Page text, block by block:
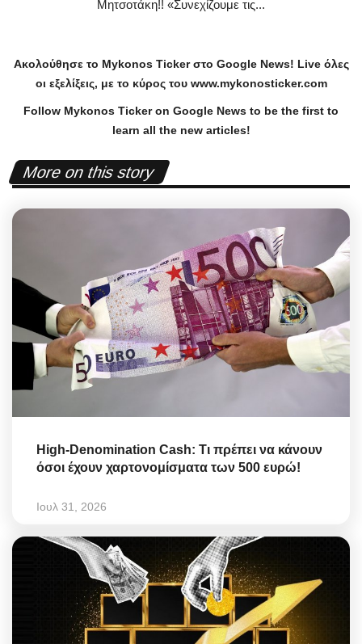
Μητσοτάκη!! «Συνεχίζουμε τις...
Ακολούθησε το Mykonos Tickerστο Google News! Liveόλες
οι εξελίξεις, με το κύρος του www.mykonosticker.com
Follow Mykonos Ticker on Google News to be the first to
learn all the new articles!
More on this story
High-Denomination Cash: Τι πρέπει να κάνουν
όσοι έχουν χαρτονομίσματα των 500 ευρώ!
Ιουλ 31, 2026